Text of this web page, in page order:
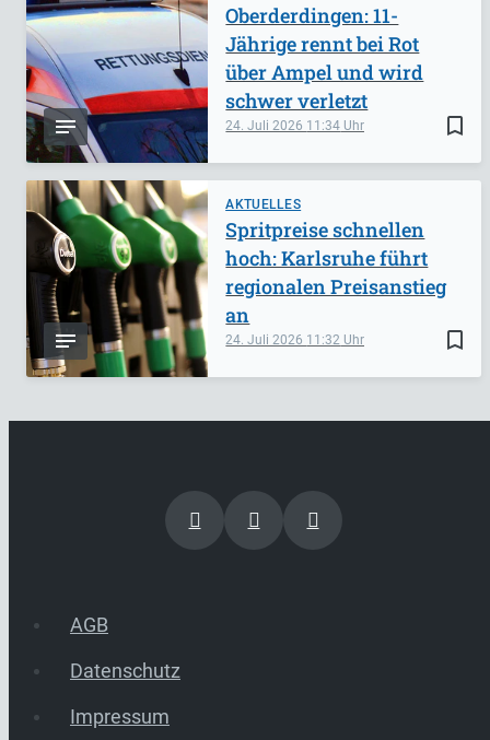
bookmark_border
24. Juli 2026 11:34
Oberderdingen: 11-
Jährige rennt bei Rot
über Ampel und wird
schwer verletzt
AKTUELLES
bookmark_border
24. Juli 2026 11:32
Spritpreise schnellen
hoch: Karlsruhe führt
regionalen Preisanstieg
an
AGB
Datenschutz
Impressum